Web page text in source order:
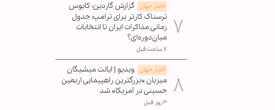
اخبار جهان گزارش گاردین: کابوس
ترسناک کارتر برای ترامپ؛ جدول
زمانی مذاکرات ایران تا انتخابات
میان‌دوره‌ای؟
۷ ساعت قبل
اخبار جهان ویدیو | ایالت میشیگان
میزبان »بزرگترین راهپیمایی اربعین
حسینی در آمریکا« شد
۳ روز قبل